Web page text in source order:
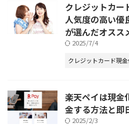
クレジットカー
人気度の高い優
が選んだオスス
2025/7/4
クレジットカード現
楽天ペイは現金
金する方法と即
2025/2/3